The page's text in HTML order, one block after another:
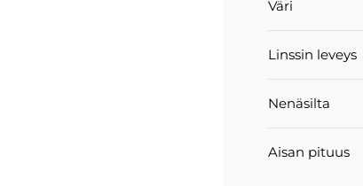
Väri
Linssin leveys
Nenäsilta
Aisan pituus